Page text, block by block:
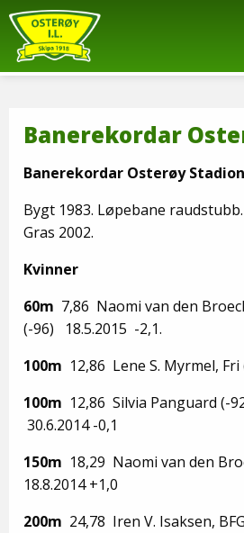
Banerekordar
Banerekordar Osterøy Stadion
Bygt 1983. Løpebane
Gras 2002.
Kvinner
60m 7,86 Naomi van den
(-96) 18.5.2015 -2,1.
100m 12,86 Lene S. Myrmel,
100m 12,86 Silvia Panguard (-
30.6.2014 -0,1
150m 18,29 Naomi van den
18.8.2014 +1,0
200m 24,78 Iren V. Isaksen,